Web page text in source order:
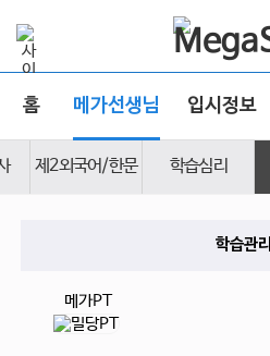
홈 메가선생님 입시정보
제2외국어/한문 학습심리
학습관리
메가PT